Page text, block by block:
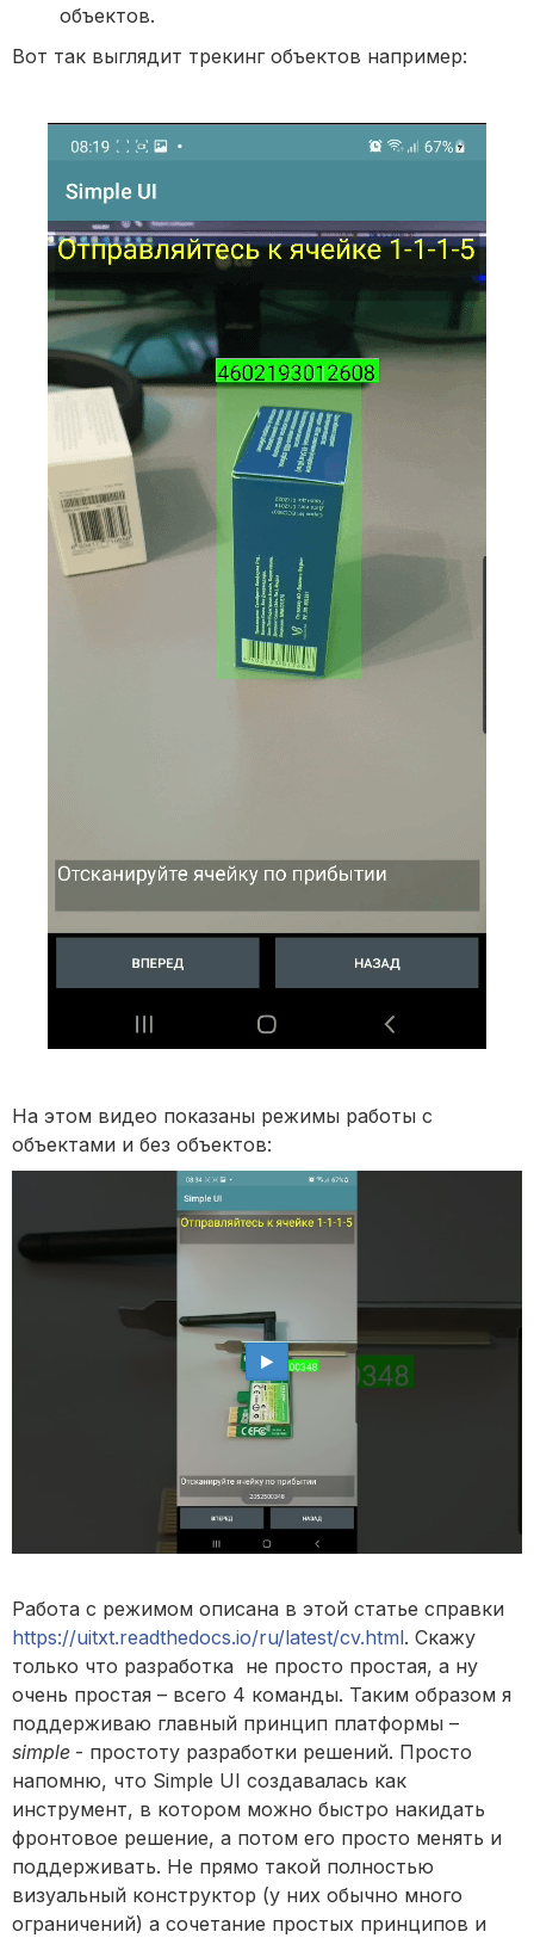
объектов.
Вот так выглядит трекинг объектов например:
На этом видео показаны режимы работы с
объектами и без объектов:
Работа с режимом описана в этой статье справки
https://uitxt.readthedocs.io/ru/latest/cv.html. Скажу
только что разработка не просто простая, а ну
очень простая – всего 4 команды. Таким образом я
поддерживаю главный принцип платформы –
simple - простоту разработки решений. Просто
напомню, что Simple UI создавалась как
инструмент, в котором можно быстро накидать
фронтовое решение, а потом его просто менять и
поддерживать. Не прямо такой полностью
визуальный конструктор (у них обычно много
ограничений) а сочетание простых принципов и